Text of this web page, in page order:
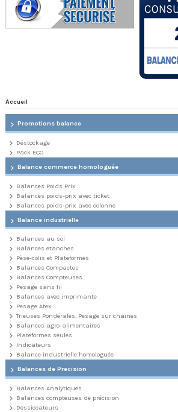
Accueil
Promotions balance
Déstockage
Pack ECO
Balance commerce homologuée
Balances Poids Prix
Balances poids-prix avec ticket
Balances poids-prix avec colonne
Balance industrielle
Balances au sol
Balances etanches
Pèse-colis et Plateformes
Balances Compactes
Balances Compteuses
Pesage sans fil
Balances avec imprimante
Pesage Atex
Trieuses Pondérales, Pesage sur chaines
Balances agro-alimentaires
Plateformes seules
Indicateurs
Balance industrielle homologuée
Balances de Precision
Balances Analytiques
Balances compteuses de précision
Dessiccateurs